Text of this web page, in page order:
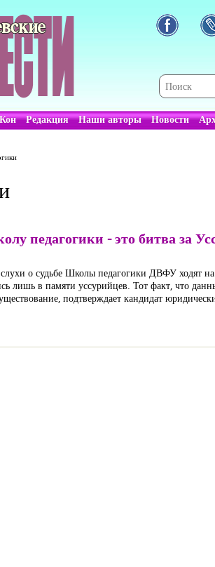
Редакция Наши авторы Новости
педагогики - это битва за
о судьбе Школы педагогики ДВФУ ходят на
лишь в памяти уссурийцев. Тот факт, что
подтверждает кандидат